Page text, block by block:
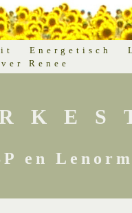
Energetisch
Renee
en